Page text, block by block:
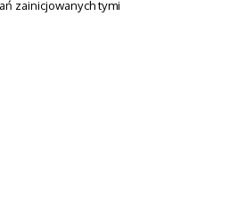
zainicjowanych tymi